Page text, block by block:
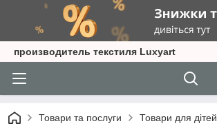
производитель текстиля Luxyart
Товари та послуги Товари для дітей